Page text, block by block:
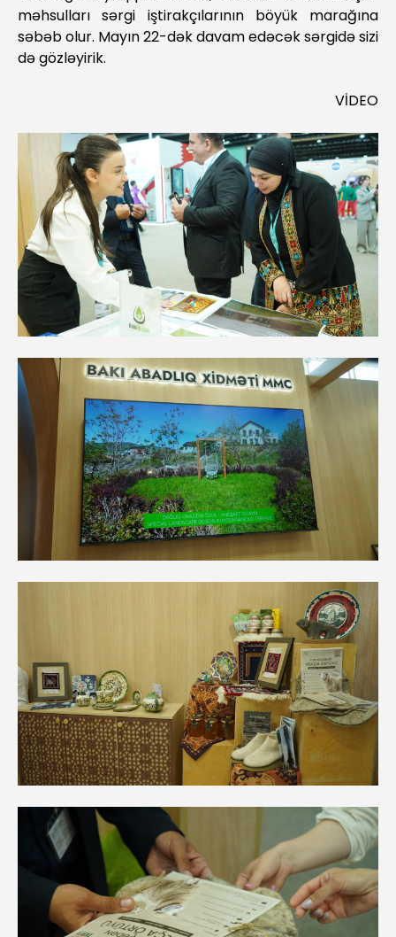
məhsulları sərgi iştirakçılarının böyük marağına
səbəb olur. Mayın 22-dək davam edəcək sərgidə sizi
də gözləyirik.
VİDEO